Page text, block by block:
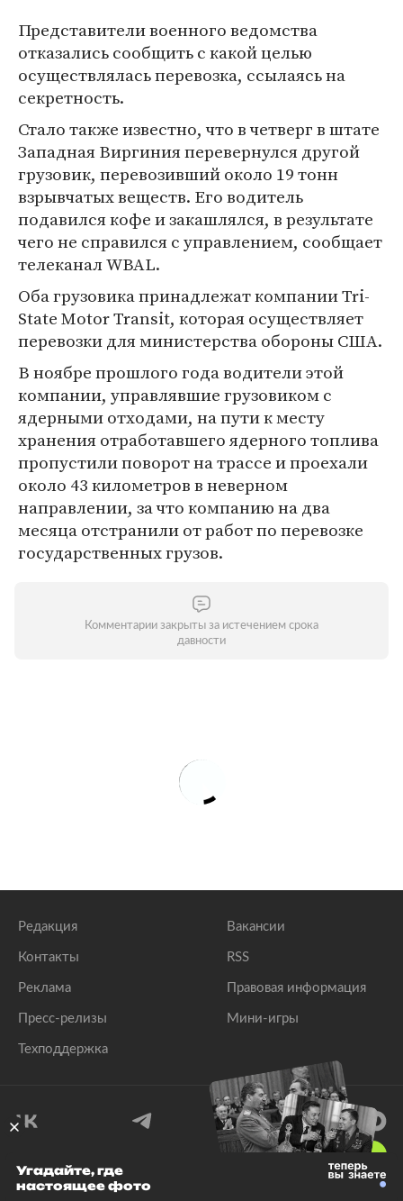
Представители военного ведомства
отказались сообщить с какой целью
осуществлялась перевозка, ссылаясь на
секретность.
Стало также известно, что в четверг в штате
Западная Виргиния перевернулся другой
грузовик, перевозивший около 19 тонн
взрывчатых веществ. Его водитель
подавился кофе и закашлялся, в результате
чего не справился с управлением, сообщает
телеканал WBAL.
Оба грузовика принадлежат компании Tri-
State Motor Transit, которая осуществляет
перевозки для министерства обороны США.
В ноябре прошлого года водители этой
компании, управлявшие грузовиком с
ядерными отходами, на пути к месту
хранения отработавшего ядерного топлива
пропустили поворот на трассе и проехали
около 43 километров в неверном
направлении, за что компанию на два
месяца отстранили от работ по перевозке
государственных грузов.
Комментарии закрыты за истечением срока
давности
Редакция
Контакты
Реклама
Пресс-релизы
Техподдержка
Вакансии
RSS
Правовая информация
Мини-игры
© 1999–2026 Все права защищены.
Угадайте, где
настоящее фото